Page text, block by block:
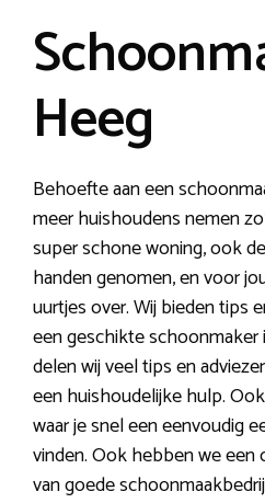
Heeg
Behoefte aan een
meer huishoudens nemen
super schone woning, ook
handen genomen, en voor
uurtjes over. Wij bieden tips
een geschikte
delen wij veel tips en
een huishoudelijke hulp.
waar je snel een eenvoudig
vinden. Ook hebben we
van goede